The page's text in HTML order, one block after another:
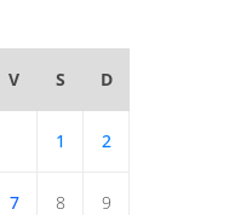
V S D
1 2
7 8 9